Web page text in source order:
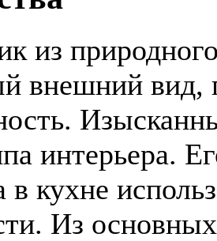
из
внешний вид,
интерьера.
кухне
Из